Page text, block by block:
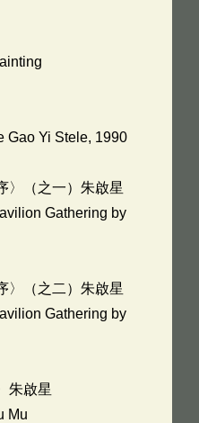
Gao Yi Stele, 1990
〉（之一）朱啟星
Gathering by
〉（之二）朱啟星
Gathering by
朱啟星
Mu